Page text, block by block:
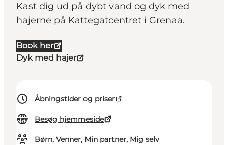
Kast dig ud på dybt vand og dyk med
hajerne på Kattegatcentret i Grenaa.
Book her
Dyk med hajer
Åbningstider og priser
Besøg hjemmeside
Børn, Venner, Min partner, Mig selv